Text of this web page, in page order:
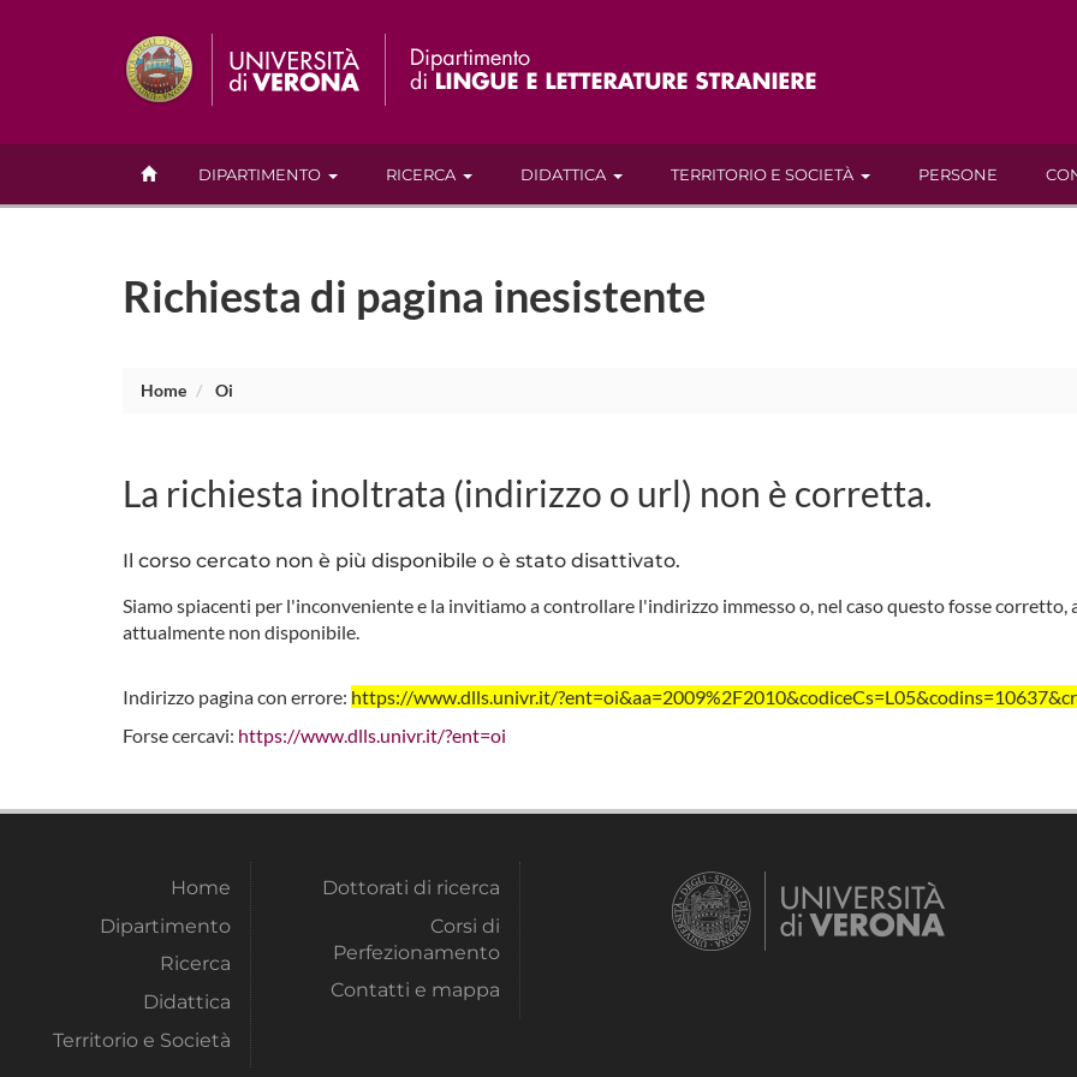
DIPARTIMENTO RICERCA DIDATTICA TERRITORIO E SOCIETÀ PERSONE
Richiesta di pagina inesistente
Home Oi
La richiesta inoltrata (indirizzo o url) non è corretta.
Il corso cercato non è più disponibile o è stato disattivato.
Siamo spiacenti per l'inconveniente e la invitiamo a controllare l'indirizzo immesso o, nel caso questo fosse
attualmente non disponibile.
Indirizzo pagina con errore: https://www.dlls.univr.it/
Forse cercavi: https://www.dlls.univr.it/?ent=oi
Home
Dipartimento
Ricerca
Didattica
Territorio e Società
Dottorati di ricerca
Corsi di
Perfezionamento
Contatti e mappa